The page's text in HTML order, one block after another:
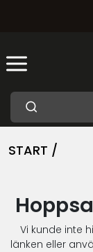
START /
Vi kunde inte
länken eller